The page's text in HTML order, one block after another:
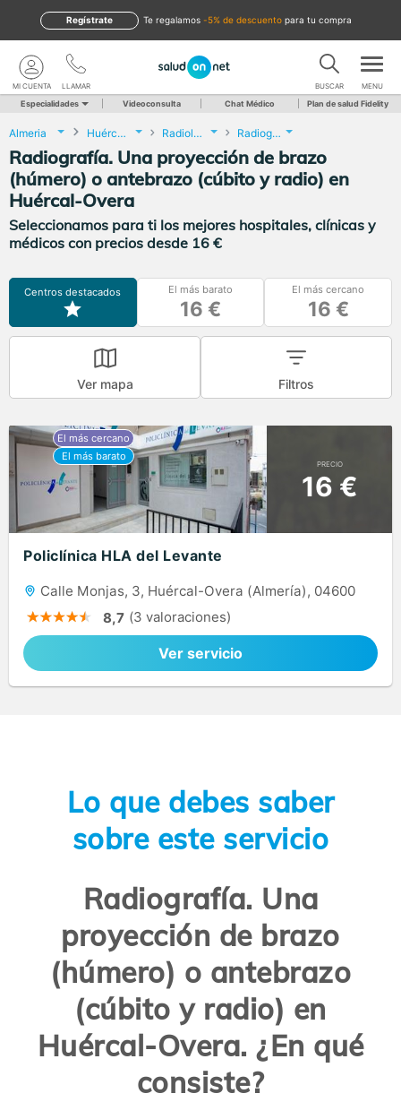
te regalamos -5% de descuento para tu compra
Regístrate
LLAMAR
MI CUENTA BUSCAR MENU
Especialidades Videoconsulta Chat Médico Plan de salud Fidelity
Almeria Huércal-Overa Radiología Radiografía. Una proyección de brazo (húmero) o antebrazo (cúbito y radio)
Radiografía. Una proyección de brazo
(húmero) o antebrazo (cúbito y radio) en
Huércal-Overa
Seleccionamos para ti los mejores hospitales, clínicas y
médicos con precios desde 16 €
Centros destacados El más barato
16 €
El más cercano
16 €
Ver mapa Filtros
PRECIO
16 €
Policlínica HLA del Levante
Calle Monjas, 3, Huércal-Overa (Almería), 04600
8,7 (3 valoraciones)
Ver servicio
Lo que debes saber
sobre este servicio
Radiografía. Una
proyección de brazo
(húmero) o antebrazo
(cúbito y radio) en
Huércal-Overa. ¿En qué
consiste?